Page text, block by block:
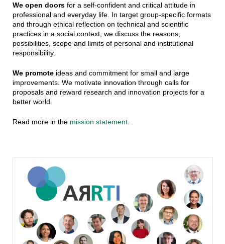
We open doorsfor a self-confident and critical attitude in
professional and everyday life. In target group-specific formats
and through ethical reflection on technical and scientific
practices in a social context, we discuss the reasons,
possibilities, scope and limits of personal and institutional
responsibility.
We promoteideas and commitment for small and large
improvements. We motivate innovation through calls for
proposals and reward research and innovation projects for a
better world.
Read more in the mission statement.